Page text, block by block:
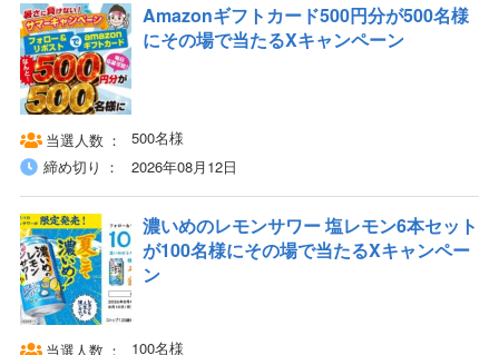
Amazonギフトカード500円分が500名様
にその場で当たるXキャンペーン
当選人数
500名様
締め切り
2026年08月12日
濃いめのレモンサワー​ 塩レモン6本セット
が100名様にその場で当たるXキャンペー
ン
当選人数
100名様